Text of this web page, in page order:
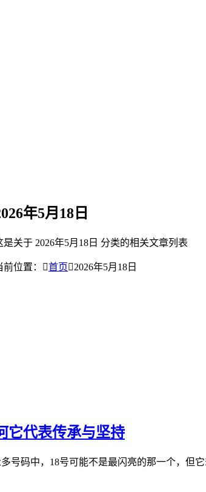
年5月18日
是关于 2026年5月18日 分类的相关文章列表
前位置： 首页 2026年5月18日
它代表传承与坚持
号码中，18号可能不是最闪亮的那一个，但